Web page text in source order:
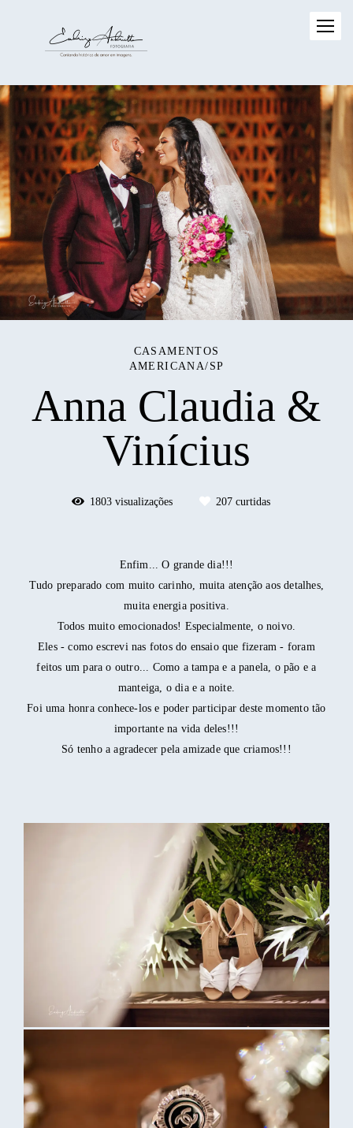
CASAMENTOS
AMERICANA/SP
Anna Claudia &
Vinícius
1803visualizações 207curtidas
Enfim... O grande dia!!!
Tudo preparado com muito carinho, muita atenção aos detalhes,
muita energia positiva.
Todos muito emocionados! Especialmente, o noivo.
Eles - como escrevi nas fotos do ensaio que fizeram - foram
feitos um para o outro... Como a tampa e a panela, o pão e a
manteiga, o dia e a noite.
Foi uma honra conhece-los e poder participar deste momento tão
importante na vida deles!!!
Só tenho a agradecer pela amizade que criamos!!!